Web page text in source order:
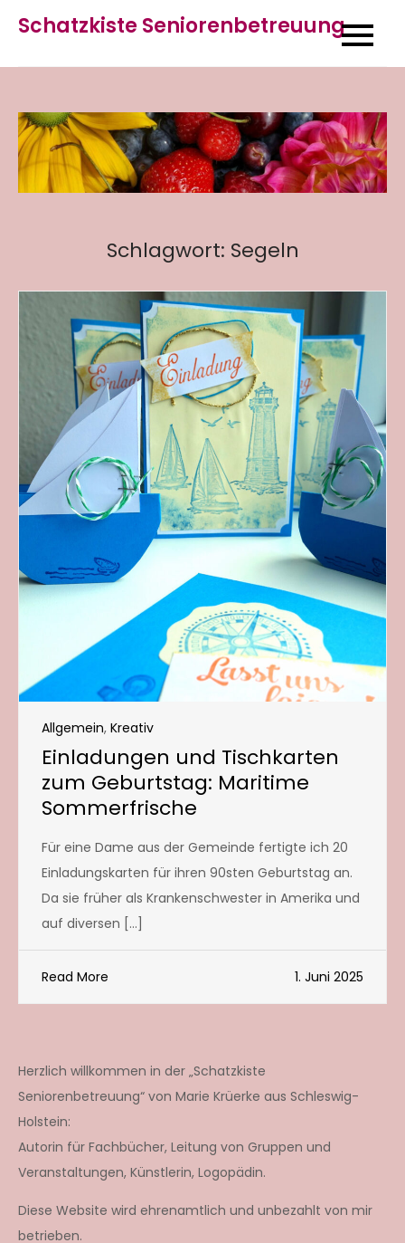
content
Schatzkiste Seniorenbetreuung
Schlagwort: Segeln
Allgemein, Kreativ
Einladungen und Tischkarten
zum Geburtstag: Maritime
Sommerfrische
Für eine Dame aus der Gemeinde fertigte ich 20
Einladungskarten für ihren 90sten Geburtstag an.
Da sie früher als Krankenschwester in Amerika und
auf diversen […]
Read More 1. Juni 2025
Herzlich willkommen in der „Schatzkiste
Seniorenbetreuung“ von Marie Krüerke aus Schleswig-
Holstein:
Autorin für Fachbücher, Leitung von Gruppen und
Veranstaltungen, Künstlerin, Logopädin.
Diese Website wird ehrenamtlich und unbezahlt von mir
betrieben.